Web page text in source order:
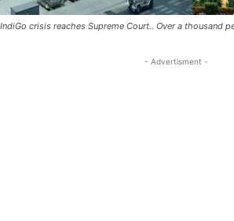
IndiGo crisis reaches Supreme Court.. Over a thousand
- Advertisment -